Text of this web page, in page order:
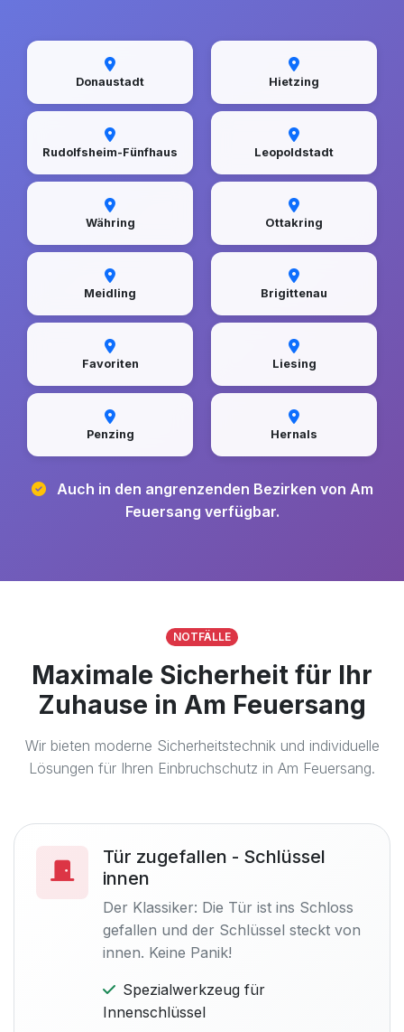
Donaustadt Hietzing
Rudolfsheim-Fünfhaus Leopoldstadt
Währing Ottakring
Meidling Brigittenau
Favoriten Liesing
Penzing Hernals
Auch in den angrenzenden Bezirken von Am
Feuersang verfügbar.
NOTFÄLLE
Maximale Sicherheit für Ihr
Zuhause in Am Feuersang
Wir bieten moderne Sicherheitstechnik und individuelle
Lösungen für Ihren Einbruchschutz in Am Feuersang.
Tür zugefallen - Schlüssel
innen
Der Klassiker: Die Tür ist ins Schloss
gefallen und der Schlüssel steckt von
innen. Keine Panik!
Spezialwerkzeug für
Innenschlüssel